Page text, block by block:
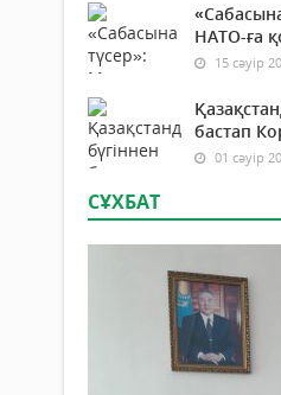
НАТО-ға
15 сәуір
бастап
01 сәуір
СҰХБАТ